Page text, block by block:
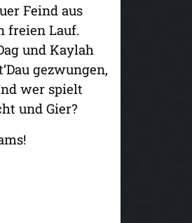
Feind aus
freien Lauf.
und Kaylah
gezwungen,
wer spielt
und Gier?